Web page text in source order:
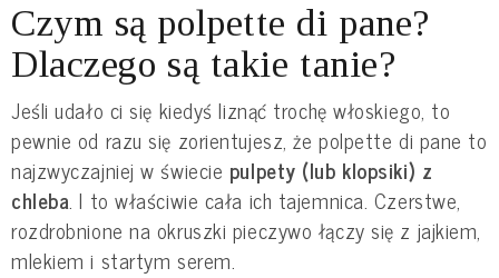
Czym są polpette di pane?
Dlaczego są takie tanie?
Jeśli udało ci się kiedyś liznąć trochę włoskiego, to
pewnie od razu się zorientujesz, że polpette di pane to
najzwyczajniej w świecie pulpety (lub klopsiki) z
chleba. I to właściwie cała ich tajemnica. Czerstwe,
rozdrobnione na okruszki pieczywo łączy się z jajkiem,
mlekiem i startym serem.